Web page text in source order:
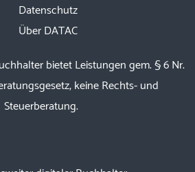
Datenschutz
Über DATAC
bietet Leistungen gem. § 6 Nr.
keine Rechts- und
Steuerberatung.